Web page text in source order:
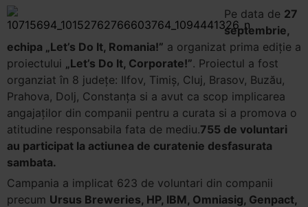
Pe data de 27
septembrie,
echipa „Let’s Do It, Romania!” a organizat prima ediție a
proiectului „Let’s Do It, Corporate!”. Proiectul a fost
organziat în 8 județe: Ilfov, Timiș, Cluj, Brasov, Buzău,
Prahova, Dolj, Constanța si a avut ca scop implicarea
angajaților din companii pentru a curata si a promova o
atitudine responsabila fata de mediu.755 de voluntari
au participat la actiunea de curatenie desfasurata
sambata.
Campania a implicat 623 de voluntari din companii
precum Ursus Breweries, HP, IBM, Omniasig, Genpact,